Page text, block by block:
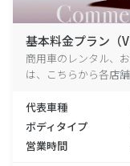
基本料金プラン（
商用車のレンタル、
は、こちらから各店
代表車種
ボディタイプ
営業時間